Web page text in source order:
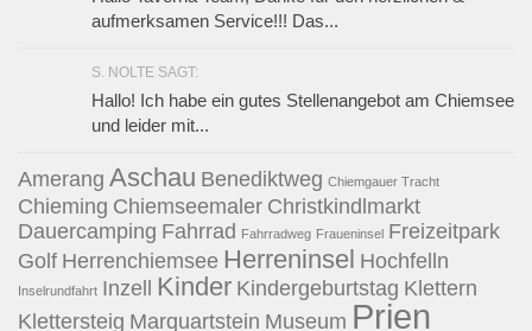
aufmerksamen Service!!! Das...
S. NOLTE SAGT:
Hallo! Ich habe ein gutes Stellenangebot am Chiemsee
und leider mit...
Amerang Aschau Benediktweg Chiemgauer Tracht
Chieming Chiemseemaler Christkindlmarkt
Dauercamping Fahrrad Fahrradweg Fraueninsel Freizeitpark
Golf Herrenchiemsee Herreninsel Hochfelln
Inselrundfahrt Inzell Kinder Kindergeburtstag Klettern
Klettersteig Marquartstein Museum Prien